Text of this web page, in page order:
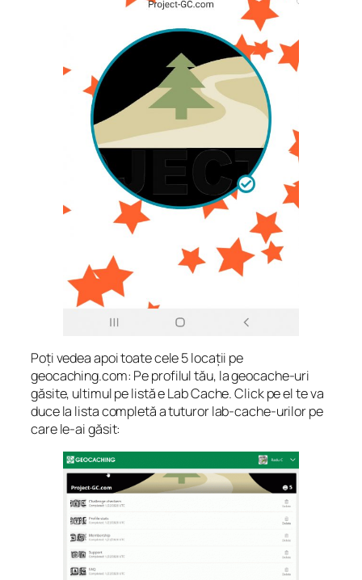
Poți vedea apoi toate cele 5 locații pe
geocaching.com: Pe profilul tău, la geocache-uri
găsite, ultimul pe listă e Lab Cache. Click pe el te va
duce la lista completă a tuturor lab-cache-urilor pe
care le-ai găsit: